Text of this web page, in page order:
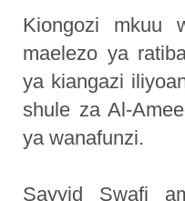
Kiongozi mkuu
maelezo ya
ya kiangazi
shule za Al-
ya wanafunzi.
Sayyid Swafi